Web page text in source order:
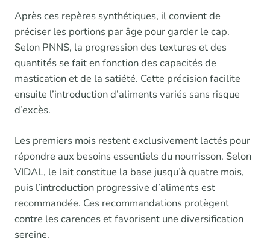
Après ces repères synthétiques, il convient de
préciser les portions par âge pour garder le cap.
Selon PNNS, la progression des textures et des
quantités se fait en fonction des capacités de
mastication et de la satiété. Cette précision facilite
ensuite l’introduction d’aliments variés sans risque
d’excès.
Les premiers mois restent exclusivement lactés pour
répondre aux besoins essentiels du nourrisson. Selon
VIDAL, le lait constitue la base jusqu’à quatre mois,
puis l’introduction progressive d’aliments est
recommandée. Ces recommandations protègent
contre les carences et favorisent une diversification
sereine.